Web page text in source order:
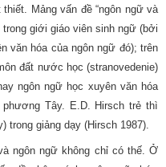
Mảng vấn đề “ngôn ngữ và
giới giáo viên sinh ngữ (bởi
văn hóa của ngôn ngữ đó); trên
đất nước học (stranovedenie)
ngôn ngữ học xuyên văn hóa
Tây. E.D. Hirsch trẻ thì
trong giảng dạy (Hirsch 1987).
ngôn ngữ không chỉ có thế. Ở